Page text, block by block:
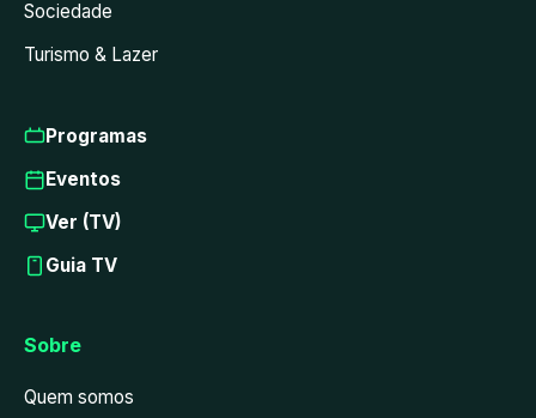
Sociedade
Turismo & Lazer
Programas
Eventos
Ver (TV)
Guia TV
Sobre
Quem somos